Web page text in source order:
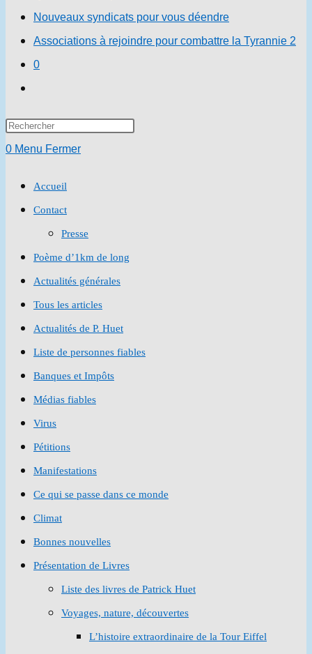
Nouveaux syndicats pour vous déendre
Associations à rejoindre pour combattre la Tyrannie 2
0
search
Press
0 Menu Fermer
Accueil
Contact
Presse
Poème d’1km de long
Actualités générales
Tous les articles
Actualités de P. Huet
Liste de personnes fiables
Banques et Impôts
Médias fiables
Virus
Pétitions
Manifestations
Ce qui se passe dans ce monde
Climat
Bonnes nouvelles
Présentation de Livres
Liste des livres de Patrick Huet
Voyages, nature, découvertes
L’histoire extraordinaire de la Tour Eiffel